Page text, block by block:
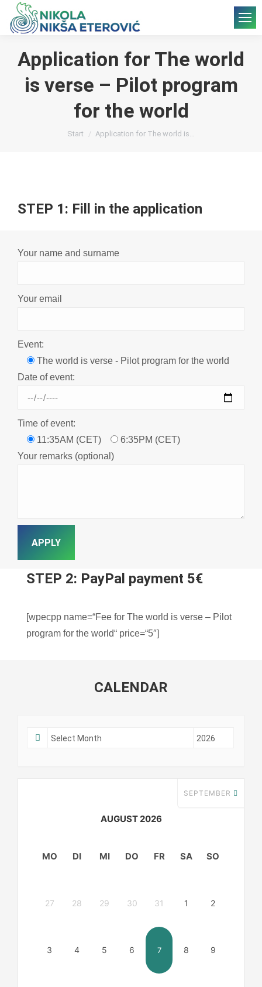
Application for The world
is verse – Pilot program
for the world
Sie befinden sich hier:
Start Application for The world is…
STEP 1: Fill in the application
Your name and surname
Your email
Event:
The world is verse - Pilot program for the world
Date of event:
Time of event:
11:35AM (CET)
6:35PM (CET)
Your remarks (optional)
STEP 2: PayPal payment 5€
[wpecpp name=“Fee for The world is verse – Pilot
program for the world“ price=“5″]
CALENDAR
AUGUST 2026
SEPTEMBER
MO DI MI DO FR SA SO
27 28 29 30 31 1 2
3 4 5 6 7 8 9